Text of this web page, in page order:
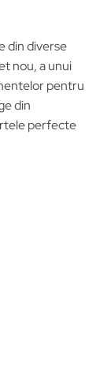
din diverse
nou, a unui
pentru
din
perfecte